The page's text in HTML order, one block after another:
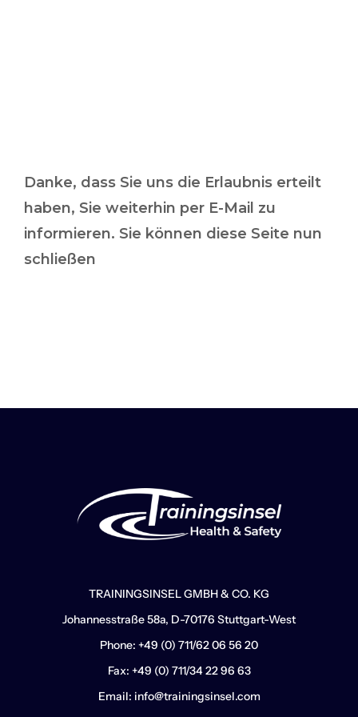
Danke, dass Sie uns die Erlaubnis erteilt
haben, Sie weiterhin per E-Mail zu
informieren. Sie können diese Seite nun
schließen
TRAININGSINSEL GMBH & CO. KG
Johannesstraße 58a, D-70176 Stuttgart-West
Phone: +49 (0) 711/62 06 56 20
Fax: +49 (0) 711/34 22 96 63
Email: info@trainingsinsel.com